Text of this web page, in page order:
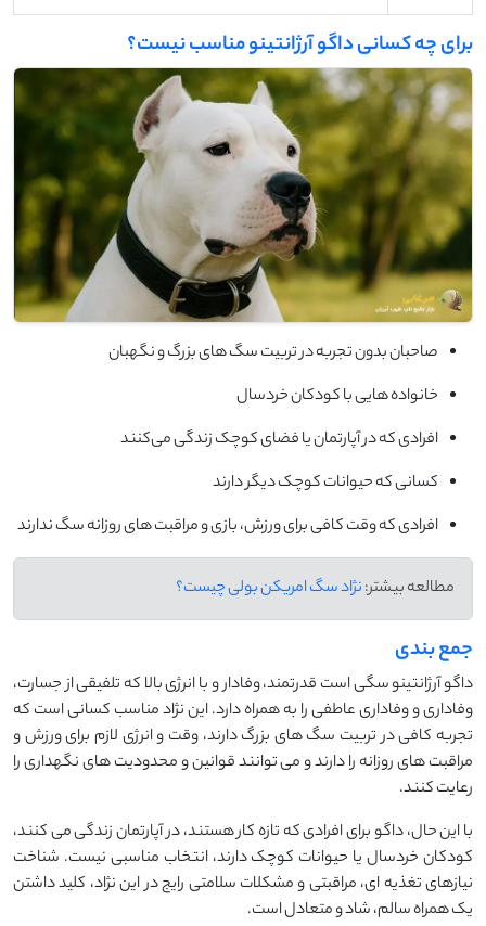
برای چه کسانی داگو آرژانتینو مناسب نیست؟
صاحبان بدون تجربه در تربیت سگ ‌های بزرگ و نگهبان
خانواده ‌هایی با کودکان خردسال
افرادی که در آپارتمان یا فضای کوچک زندگی می‌کنند
کسانی که حیوانات کوچک دیگر دارند
افرادی که وقت کافی برای ورزش، بازی و مراقبت ‌های روزانه سگ ندارند
مطالعه بیشتر:نژاد سگ امریکن بولی چیست؟
جمع بندی
داگو آرژانتینو سگی است قدرتمند، وفادار و با انرژی بالا که تلفیقی از جسارت،
وفاداری و وفاداری عاطفی را به همراه دارد. این نژاد مناسب کسانی است که
تجربه کافی در تربیت سگ ‌های بزرگ دارند، وقت و انرژی لازم برای ورزش و
مراقبت ‌های روزانه را دارند و می‌ توانند قوانین و محدودیت ‌های نگهداری را
رعایت کنند.
با این حال، داگو برای افرادی که تازه‌ کار هستند، در آپارتمان زندگی می ‌کنند،
کودکان خردسال یا حیوانات کوچک دارند، انتخاب مناسبی نیست. شناخت
نیازهای تغذیه ‌ای، مراقبتی و مشکلات سلامتی رایج در این نژاد، کلید داشتن
یک همراه سالم، شاد و متعادل است.